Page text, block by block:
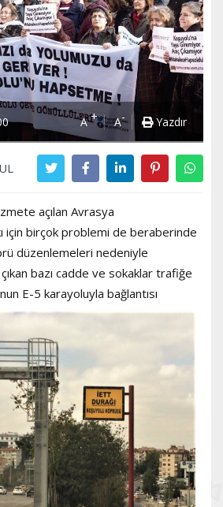
A+ A- Yazdır
açılan Avrasya
için birçok problemi de beraberinde
düzenlemeleri nedeniyle
bazı cadde ve sokaklar trafiğe
E-5 karayoluyla bağlantısı